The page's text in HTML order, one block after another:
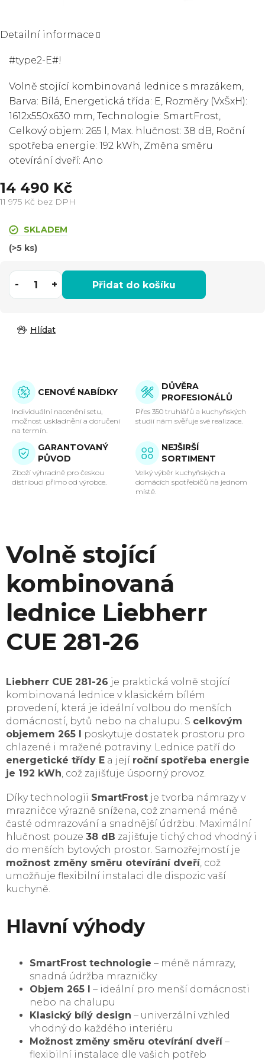
14 490 Kč
11 975 Kč bez DPH
cena:SKLADEM
(>5 ks)
Přidat do košíku
#type2-E#!
Volně stojící kombinovaná lednice s mrazákem,
Barva: Bílá, Energetická třída: E, Rozměry (VxŠxH):
1612x550x630 mm, Technologie: SmartFrost,
Celkový objem: 265 l, Max. hlučnost: 38 dB, Roční
spotřeba energie: 192 kWh, Změna směru
otevírání dveří: Ano
Detailní informace
Hlídat
CENOVÉ NABÍDKY
Individuální nacenění setu,
možnost uskladnění a doručení
na termín.
DŮVĚRA
PROFESIONÁLŮ
Přes 350 truhlářů a kuchyňských
studií nám svěřuje své realizace.
GARANTOVANÝ
PŮVOD
Zboží výhradně pro českou
distribuci přímo od výrobce.
NEJŠIRŠÍ
SORTIMENT
Velký výběr kuchyňských a
domácích spotřebičů na jednom
místě.
Volně stojící
kombinovaná
lednice Liebherr
CUE 281-26
Liebherr CUE 281-26 je praktická volně stojící
kombinovaná lednice v klasickém bílém
provedení, která je ideální volbou do menších
domácností, bytů nebo na chalupu. S celkovým
objemem 265 l
poskytuje dostatek prostoru pro
chlazené i mražené potraviny. Lednice patří do
energetické třídy E a její roční spotřeba energie
je 192 kWh, což zajišťuje úsporný provoz.
Díky technologii SmartFrost je tvorba námrazy v
mrazničce výrazně snížena, což znamená méně
časté odmrazování a snadnější údržbu. Maximální
hlučnost pouze 38 dB zajišťuje tichý chod vhodný i
do menších bytových prostor. Samozřejmostí je
možnost změny směru otevírání dveří, což
umožňuje flexibilní instalaci dle dispozic vaší
kuchyně.
Hlavní výhody
SmartFrost technologie – méně námrazy,
snadná údržba mrazničky
Objem 265 l
– ideální pro menší domácnosti
nebo na chalupu
Klasický bílý design – univerzální vzhled
vhodný do každého interiéru
Možnost změny směru otevírání dveří–
flexibilní instalace dle vašich potřeb